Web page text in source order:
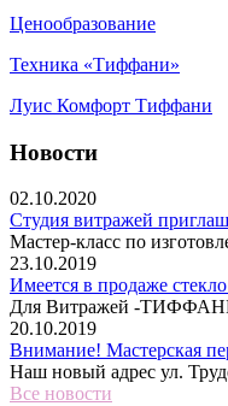
Ценообразование
Техника «Тиффани»
Луис Комфорт Тиффани
Новости
02.10.2020
Студия витражей
Мастер-класс по
23.10.2019
Имеется в продаже
Для Витражей -
20.10.2019
Внимание! Мастерская
Наш новый адрес ул.
Все новости